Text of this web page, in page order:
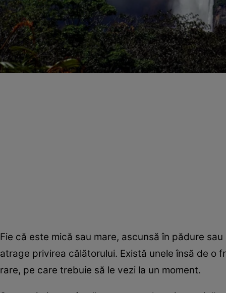
Fie că este mică sau mare, ascunsă în pădure
atrage privirea călătorului. Există unele însă de o
rare, pe care trebuie să le vezi la un moment.